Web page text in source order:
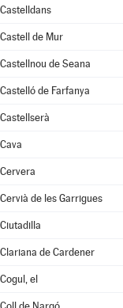
Castelldans
Castell de Mur
Castellnou de Seana
Castelló de Farfanya
Castellserà
Cava
Cervera
Cervià de les Garrigues
Ciutadilla
Clariana de Cardener
Cogul, el